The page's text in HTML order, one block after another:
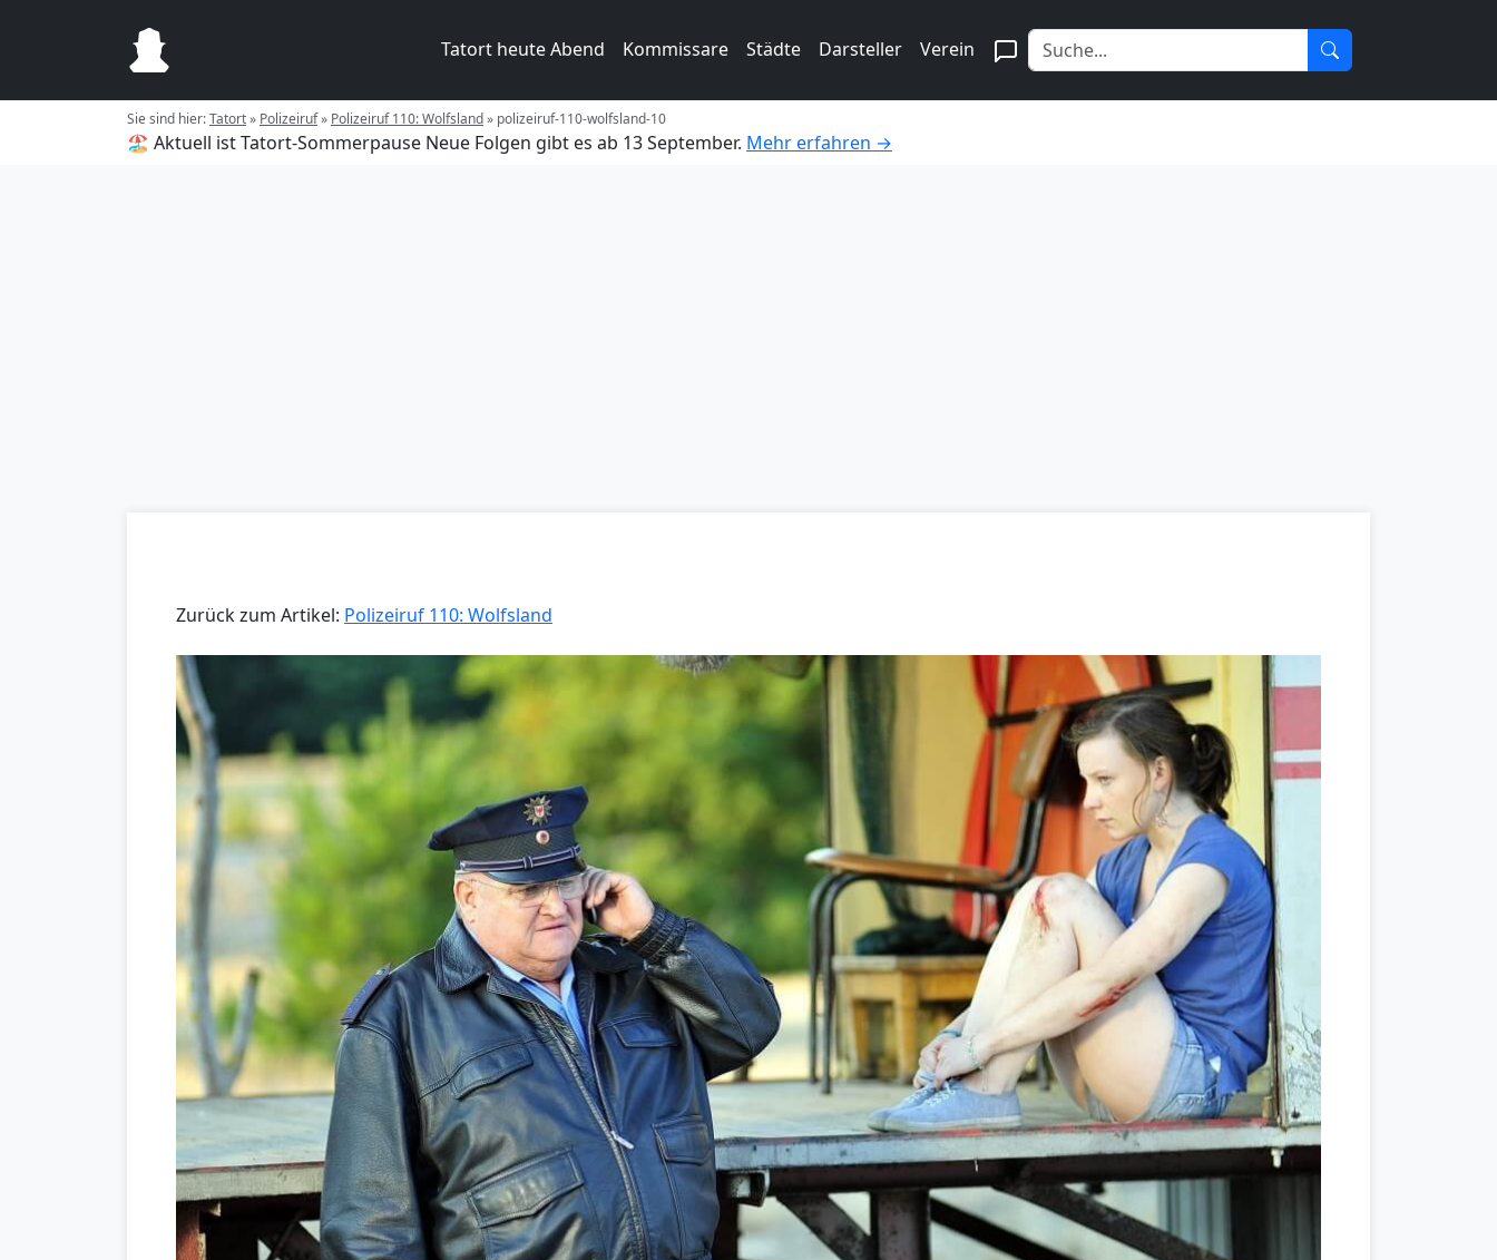
Tatort heute Abend Kommissare Städte Darsteller Verein
Sie sind hier:Tatort» Polizeiruf» Polizeiruf 110: Wolfsland» polizeiruf-110-wolfsland-10
🏖️ Aktuell ist Tatort-Sommerpause Neue Folgen gibt es ab 13 September. Mehr erfahren →
Zurück zum Artikel: Polizeiruf 110: Wolfsland